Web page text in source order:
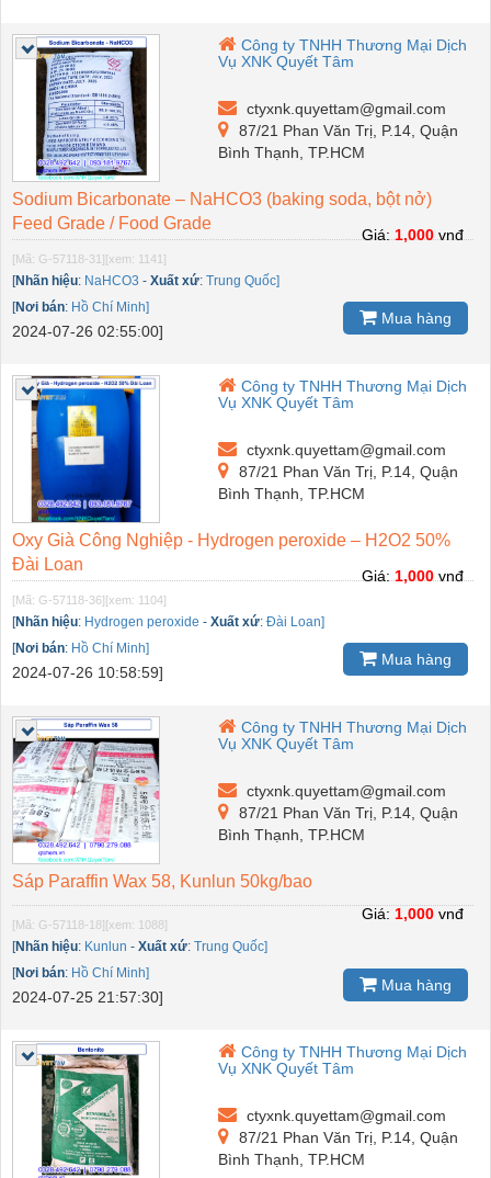
Công ty TNHH Thương Mại Dịch
Vụ XNK Quyết Tâm
ctyxnk.quyettam@gmail.com
87/21 Phan Văn Trị, P.14, Quận
Bình Thạnh, TP.HCM
Sodium Bicarbonate – NaHCO3 (baking soda, bột nở)
Feed Grade / Food Grade
[Mã: G-57118-31][xem: 1141]
[Nhãn hiệu: NaHCO3 - Xuất xứ: Trung Quốc]
[Nơi bán: Hồ Chí Minh]
2024-07-26 02:55:00]
Giá: 1,000 vnđ
Mua hàng
Công ty TNHH Thương Mại Dịch
Vụ XNK Quyết Tâm
ctyxnk.quyettam@gmail.com
87/21 Phan Văn Trị, P.14, Quận
Bình Thạnh, TP.HCM
Oxy Già Công Nghiệp - Hydrogen peroxide – H2O2 50%
Đài Loan
[Mã: G-57118-36][xem: 1104]
[Nhãn hiệu: Hydrogen peroxide - Xuất xứ: Đài Loan]
[Nơi bán: Hồ Chí Minh]
2024-07-26 10:58:59]
Giá: 1,000 vnđ
Mua hàng
Công ty TNHH Thương Mại Dịch
Vụ XNK Quyết Tâm
ctyxnk.quyettam@gmail.com
87/21 Phan Văn Trị, P.14, Quận
Bình Thạnh, TP.HCM
Sáp Paraffin Wax 58, Kunlun 50kg/bao
[Mã: G-57118-18][xem: 1088]
[Nhãn hiệu: Kunlun - Xuất xứ: Trung Quốc]
[Nơi bán: Hồ Chí Minh]
2024-07-25 21:57:30]
Giá: 1,000 vnđ
Mua hàng
Công ty TNHH Thương Mại Dịch
Vụ XNK Quyết Tâm
ctyxnk.quyettam@gmail.com
87/21 Phan Văn Trị, P.14, Quận
Bình Thạnh, TP.HCM